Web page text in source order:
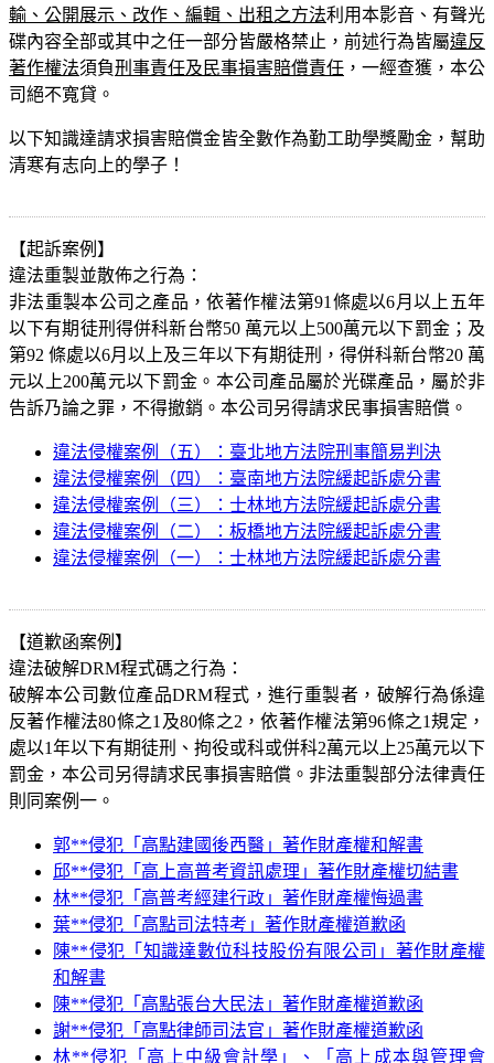
輸、公開展示、改作、編輯、出租之方法利用本影音、有聲光
碟內容全部或其中之任一部分皆嚴格禁止，前述行為皆屬違反
著作權法須負刑事責任及民事損害賠償責任 ，一經查獲，本公
司絕不寬貸。
以下知識達請求損害賠償金皆全數作為勤工助學獎勵金，幫助
清寒有志向上的學子！
【起訴案例】
違法重製並散佈之行為：
非法重製本公司之產品，依著作權法第91條處以6月以上五年
以下有期徒刑得併科新台幣50 萬元以上500萬元以下罰金；及
第92 條處以6月以上及三年以下有期徒刑，得併科新台幣20 萬
元以上200萬元以下罰金。本公司產品屬於光碟產品，屬於非
告訴乃論之罪，不得撤銷。本公司另得請求民事損害賠償。
違法侵權案例（五）：臺北地方法院刑事簡易判決
違法侵權案例（四）：臺南地方法院緩起訴處分書
違法侵權案例（三）：士林地方法院緩起訴處分書
違法侵權案例（二）：板橋地方法院緩起訴處分書
違法侵權案例（一）：士林地方法院緩起訴處分書
【道歉函案例】
違法破解DRM程式碼之行為：
破解本公司數位產品DRM程式，進行重製者，破解行為係違
反著作權法80條之1及80條之2，依著作權法第96條之1規定，
處以1年以下有期徒刑、拘役或科或併科2萬元以上25萬元以下
罰金，本公司另得請求民事損害賠償。非法重製部分法律責任
則同案例一。
郭**侵犯「高點建國後西醫」著作財產權和解書
邱**侵犯「高上高普考資訊處理」著作財產權切結書
林**侵犯「高普考經建行政」著作財產權悔過書
葉**侵犯「高點司法特考」著作財產權道歉函
陳**侵犯「知識達數位科技股份有限公司」著作財產權
和解書
陳**侵犯「高點張台大民法」著作財產權道歉函
謝**侵犯「高點律師司法官」著作財產權道歉函
林**侵犯「高上中級會計學」、「高上成本與管理會